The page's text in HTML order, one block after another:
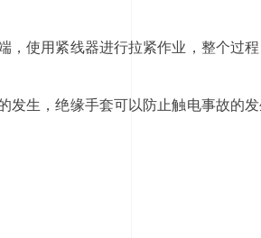
使用紧线器进行拉紧作业，整个过
生，绝缘手套可以防止触电事故的